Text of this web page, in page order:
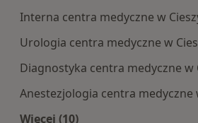
Interna centra medyczne w
Urologia centra medyczne w
Diagnostyka centra medyczne w
Anestezjologia centra medyczne
Więcej (10)